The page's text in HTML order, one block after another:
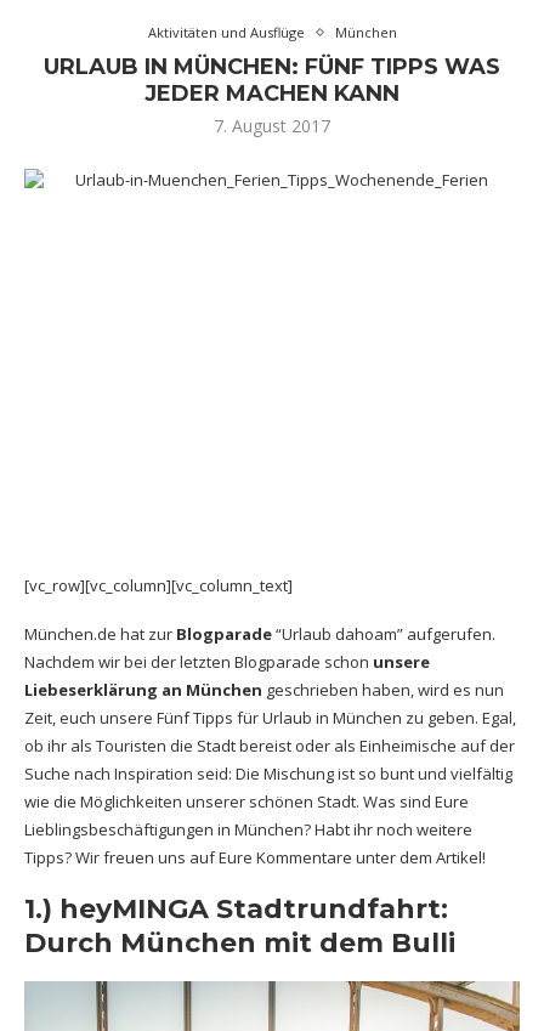
Aktivitäten und Ausflüge München
URLAUB IN MÜNCHEN: FÜNF TIPPS WAS
JEDER MACHEN KANN
7. August 2017
[vc_row][vc_column][vc_column_text]
München.de hat zur Blogparade“Urlaub dahoam” aufgerufen.
Nachdem wir bei der letzten Blogparade schon unsere
Liebeserklärung an München geschrieben haben, wird es nun
Zeit, euch unsere Fünf Tipps für Urlaub in München zu geben. Egal,
ob ihr als Touristen die Stadt bereist oder als Einheimische auf der
Suche nach Inspiration seid: Die Mischung ist so bunt und vielfältig
wie die Möglichkeiten unserer schönen Stadt. Was sind Eure
Lieblingsbeschäftigungen in München? Habt ihr noch weitere
Tipps? Wir freuen uns auf Eure Kommentare unter dem Artikel!
1.) heyMINGA Stadtrundfahrt:
Durch München mit dem Bulli